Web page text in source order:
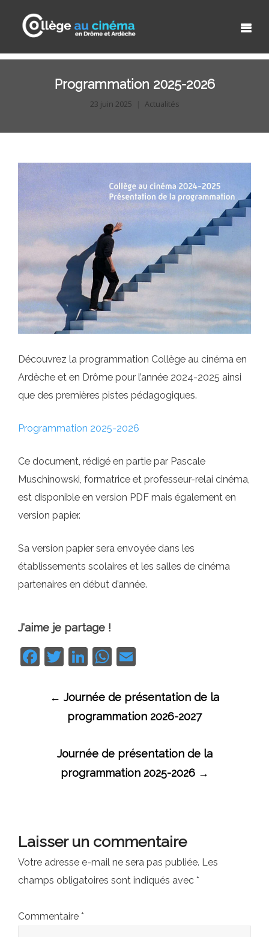
Programmation 2025-2026
23 juin 2025 Actualités
Découvrez la programmation Collège au cinéma en
Ardèche et en Drôme pour l’année 2024-2025 ainsi
que des premières pistes pédagogiques.
Programmation 2025-2026
Ce document, rédigé en partie par Pascale
Muschinowski, formatrice et professeur-relai cinéma,
est disponible en version PDF mais également en
version papier.
Sa version papier sera envoyée dans les
établissements scolaires et les salles de cinéma
partenaires en début d’année.
J'aime je partage !
Facebook
Twitter
LinkedIn
WhatsApp
Navigation
← Journée de présentation de la
programmation 2026-2027
Journée de présentation de la
programmation 2025-2026 →
Laisser un commentaire
Votre adresse e-mail ne sera pas publiée. Les
champs obligatoires sont indiqués avec *
Commentaire *